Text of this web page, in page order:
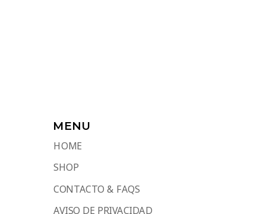
MENU
HOME
SHOP
CONTACTO & FAQS
AVISO DE PRIVACIDAD